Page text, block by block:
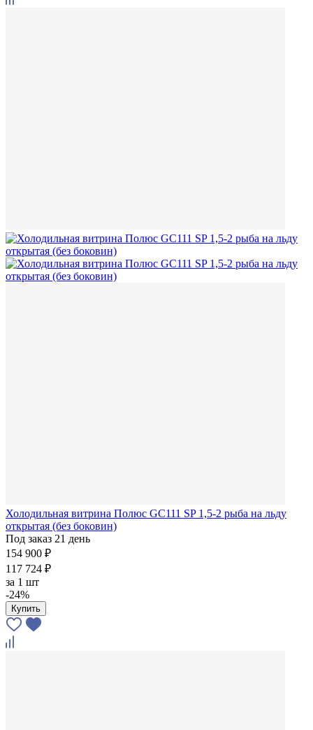
Холодильная витрина Полюс GC111 SP 1,5-2 рыба на льду
открытая (без боковин)
Под заказ 21 день
154 900 ₽
117 724 ₽
за 1 шт
-24%
Купить